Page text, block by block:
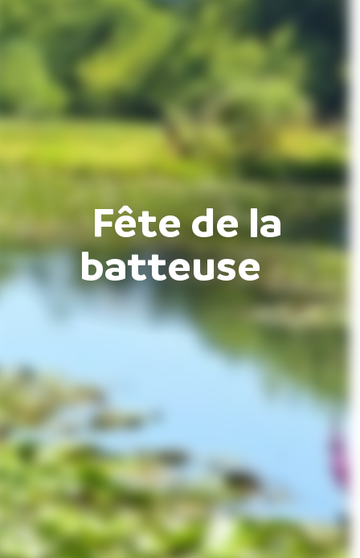
Fête de la
batteuse